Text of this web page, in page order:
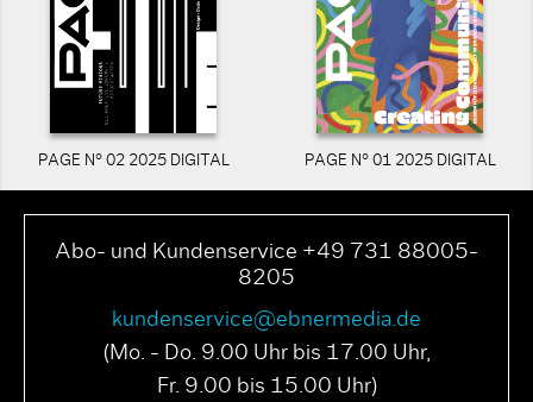
PAGE N° 02 2025 DIGITAL PAGE N° 01 2025 DIGITAL
Abo- und Kundenservice +49 731 88005-
8205
kundenservice@ebnermedia.de
(Mo. - Do. 9.00 Uhr bis 17.00 Uhr,
Fr. 9.00 bis 15.00 Uhr)